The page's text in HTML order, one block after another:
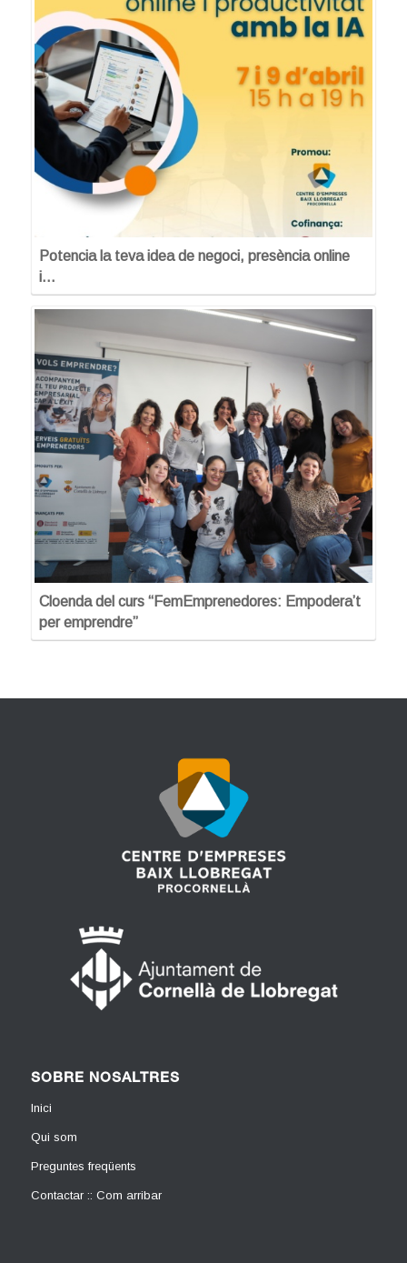
Potencia la teva idea de negoci, presència online
i…
Cloenda del curs “FemEmprenedores: Empodera’t
per emprendre”
SOBRE NOSALTRES
Inici
Qui som
Preguntes freqüents
Contactar :: Com arribar